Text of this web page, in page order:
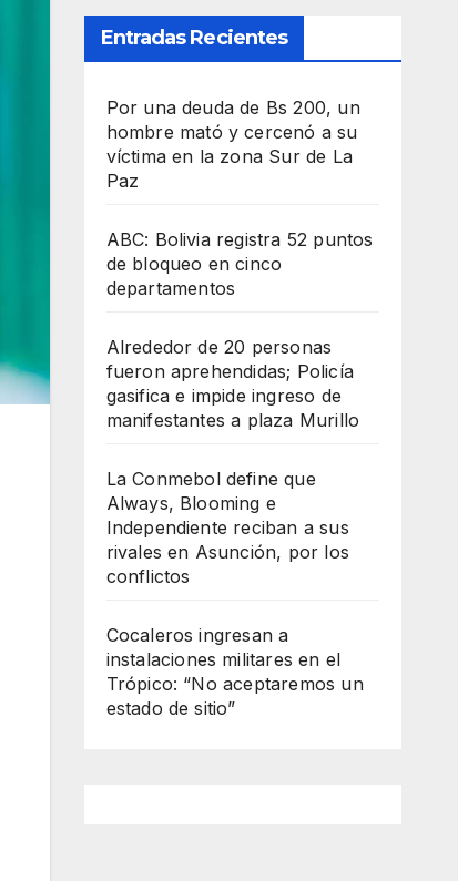
Entradas Recientes
Por una deuda de Bs 200, un
hombre mató y cercenó a su
víctima en la zona Sur de La
Paz
ABC: Bolivia registra 52 puntos
de bloqueo en cinco
departamentos
Alrededor de 20 personas
fueron aprehendidas; Policía
gasifica e impide ingreso de
manifestantes a plaza Murillo
La Conmebol define que
Always, Blooming e
Independiente reciban a sus
rivales en Asunción, por los
conflictos
Cocaleros ingresan a
instalaciones militares en el
Trópico: “No aceptaremos un
estado de sitio”